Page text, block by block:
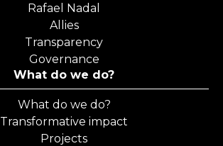
Rafael Nadal
Allies
Transparency
Governance
What do we do?
What do we do?
Transformative impact
Projects